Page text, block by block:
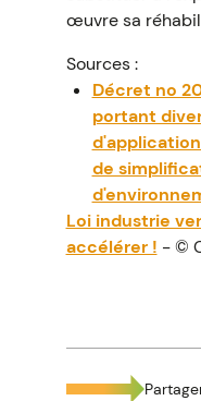
œuvre sa
Sources :
Décret no
portant
de
Loi industrie
accélérer ! - ©